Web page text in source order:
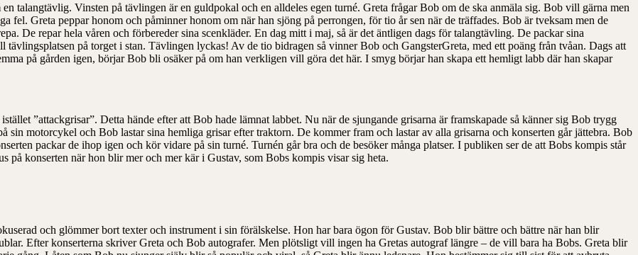
talangtävlig. Vinsten på tävlingen är en guldpokal och en alldeles egen turné. Greta frågar Bob om de ska anmäla sig. Bob vill gärna men
fel. Greta peppar honom och påminner honom om när han sjöng på perrongen, för tio år sen när de träffades. Bob är tveksam men de
De repar hela våren och förbereder sina scenkläder. En dag mitt i maj, så är det äntligen dags för talangtävling. De packar sina
på torget i stan. Tävlingen lyckas! Av de tio bidragen så vinner Bob och GangsterGreta, med ett poäng från tvåan. Dags att
på gården igen, börjar Bob bli osäker på om han verkligen vill göra det här. I smyg börjar han skapa ett hemligt labb där han skapar
”attackgrisar”. Detta hände efter att Bob hade lämnat labbet. Nu när de sjungande grisarna är framskapade så känner sig Bob trygg
sin motorcykel och Bob lastar sina hemliga grisar efter traktorn. De kommer fram och lastar av alla grisarna och konserten går jättebra. Bob
packar de ihop igen och kör vidare på sin turné. Turnén går bra och de besöker många platser. I publiken ser de att Bobs kompis står
konserten när hon blir mer och mer kär i Gustav, som Bobs kompis visar sig heta.
och glömmer bort texter och instrument i sin förälskelse. Hon har bara ögon för Gustav. Bob blir bättre och bättre när han blir
Efter konserterna skriver Greta och Bob autografer. Men plötsligt vill ingen ha Gretas autograf längre – de vill bara ha Bobs. Greta blir